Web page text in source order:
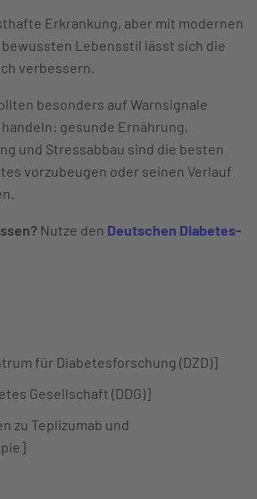
Erkrankung, aber mit modernen
Lebensstil lässt sich die
verbessern.
besonders auf Warnsignale
gesunde Ernährung,
und Stressabbau sind die besten
vorzubeugen oder seinen Verlauf
Nutze den Deutschen Diabetes-
für Diabetesforschung (DZD)]
Gesellschaft (DDG)]
zu Teplizumab und